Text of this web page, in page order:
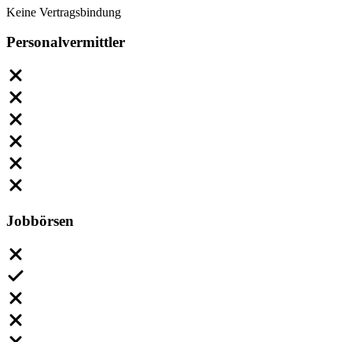
Keine Vertragsbindung
Personalvermittler
Jobbörsen